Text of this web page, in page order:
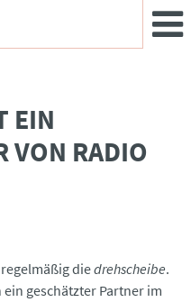
EIN
VON RADIO
diedrehscheibe.
geschätzter Partner im